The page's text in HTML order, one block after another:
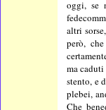
oggi, se
altri
però,
ma
stento, e
plebei,
Che